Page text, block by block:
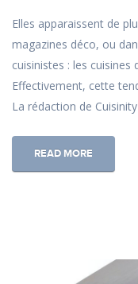
Elles apparaissent de
magazines déco, ou
cuisinistes : les cuisines
Effectivement, cette
La rédaction de
READ MORE